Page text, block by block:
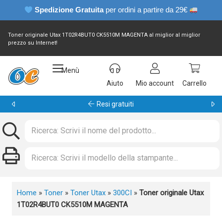
Spedizione Gratuita per ordini a partire da 29€
Toner originale Utax 1T02R4BUT0 CK5510M MAGENTA al miglior al miglior
prezzo su Internet!
Menù
Aiuto
Mio account Carrello
Garanzia 24 mesi
Home » Toner » Toner Utax » 300CI » Toner originale Utax
1T02R4BUT0 CK5510M MAGENTA